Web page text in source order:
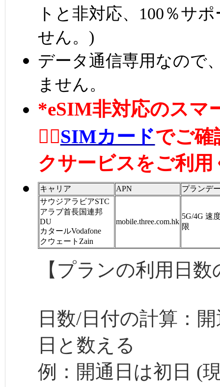
トと非対応、100％サ
せん。)
データ通信専用なので
ません。
*eSIM非対応のスマ
👉🏼SIMカードでご確
クサービスをご利用
キャリア APN
プランデ
サウジアラビアSTC
アラブ首長国連邦
DU
カタールVodafone
クウェートZain
mobile.three.com.hk
5G/4G 速
限
【プランの利用日
日数/日付の計算：
日と数える
例：開通日は初日 (